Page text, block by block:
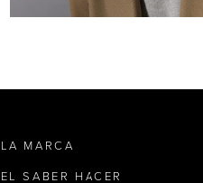
LA MARCA
EL SABER HACER